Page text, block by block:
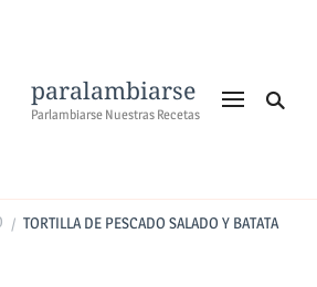
paralambiarse
Parlambiarse Nuestras Recetas
/ TORTILLA DE PESCADO SALADO Y BATATA